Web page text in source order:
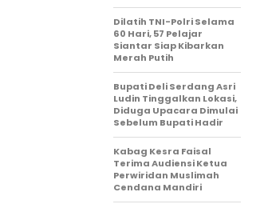
Dilatih TNI-Polri Selama
60 Hari, 57 Pelajar
Siantar Siap Kibarkan
Merah Putih
Bupati Deli Serdang Asri
Ludin Tinggalkan Lokasi,
Diduga Upacara Dimulai
Sebelum Bupati Hadir
Kabag Kesra Faisal
Terima Audiensi Ketua
Perwiridan Muslimah
Cendana Mandiri